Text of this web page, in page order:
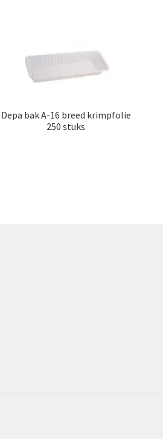
Depa bak A-16 breed krimpfolie
250 stuks